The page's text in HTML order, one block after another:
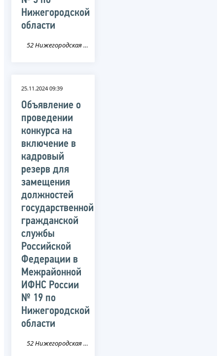
Нижегородской
области
52 Нижегородская область
25.11.2024 09:39
Объявление о
проведении
конкурса на
включение в
кадровый
резерв для
замещения
должностей
государственной
гражданской
службы
Российской
Федерации в
Межрайонной
ИФНС России
№ 19 по
Нижегородской
области
52 Нижегородская область